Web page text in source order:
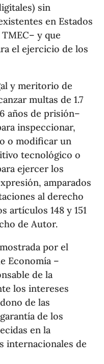
sin
en Estados
y que
el ejercicio de los
y meritorio de
multas de 1.7
años de prisión–
inspeccionar,
o modificar un
tecnológico o
ejercer los
amparados
al derecho
artículos 148 y 151
de Autor.
por el
Economía –
de la
los intereses
de las
de los
en la
internacionales de